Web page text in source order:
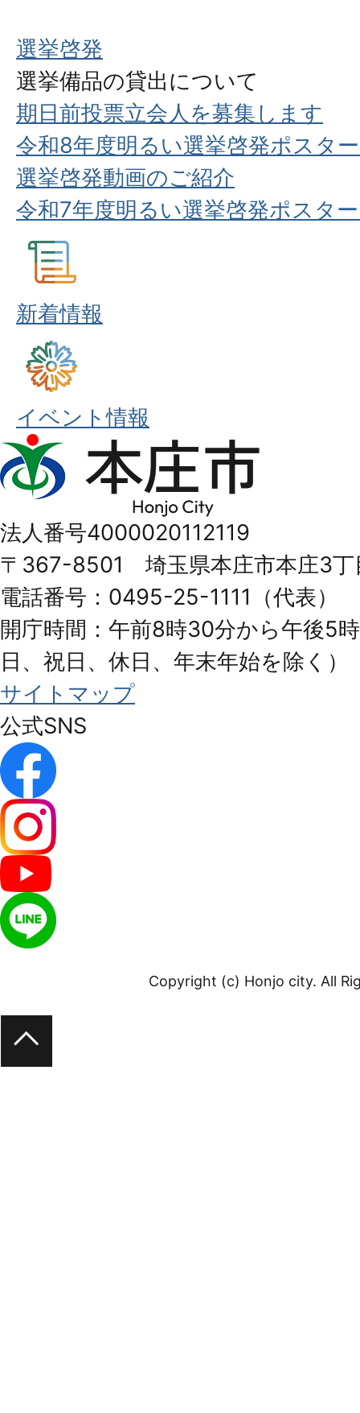
選挙啓発
選挙備品の貸出について
期日前投票立会人を募集します
令和8年度明るい選挙啓発ポスタ
選挙啓発動画のご紹介
令和7年度明るい選挙啓発ポスタ
新着情報
イベント情報
本
庄
Honjo
City
法人番号4000020112119
〒367-8501 埼玉県本庄市本庄3丁
電話番号：0495-25-1111（代表）
開庁時間：午前8時30分から午後5
日、祝日、休日、年末年始を除く）
サイトマップ
公式SNS
Copyright (c) Honjo city. All